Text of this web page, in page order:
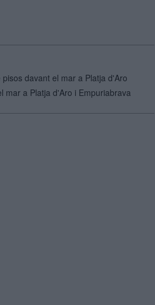
davant el mar a Platja d'Aro
mar a Platja d'Aro i Empuriabrava